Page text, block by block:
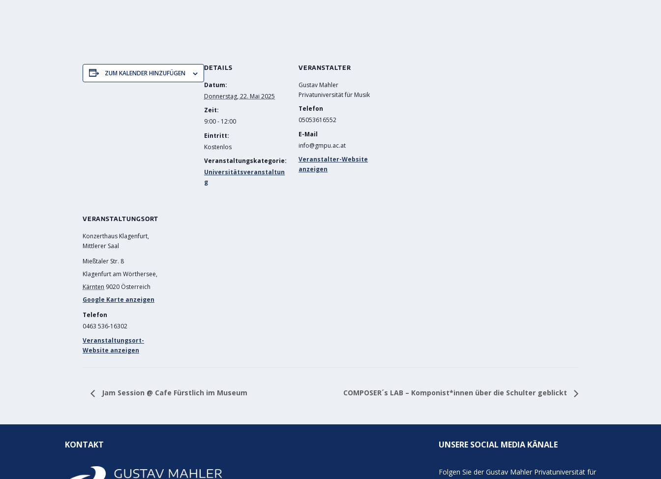
ZUM KALENDER HINZUFÜGEN
DETAILS
Datum:
Donnerstag, 22. Mai 2025
Zeit:
9:00 - 12:00
Eintritt:
Kostenlos
Veranstaltungskategorie:
Universitätsveranstaltun
g
VERANSTALTER
Gustav Mahler
Privatuniversität für Musik
Telefon
05053616552
E-Mail
info@gmpu.ac.at
Veranstalter-Website
anzeigen
VERANSTALTUNGSORT
Konzerthaus Klagenfurt,
Mittlerer Saal
Mießtaler Str. 8
Klagenfurt am Wörthersee,
Kärnten 9020 Österreich
Google Karte anzeigen
Telefon
0463 536-16302
Veranstaltungsort-
Website anzeigen
Jam Session @ Cafe Fürstlich im Museum COMPOSER´s LAB – Komponist*innen über die Schulter geblickt
KONTAKT UNSERE SOCIAL MEDIA KÄNALE
Folgen Sie der Gustav Mahler Privatuniversität für